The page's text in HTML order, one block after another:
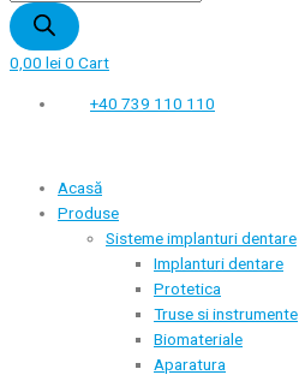
search
0,00 lei0 Cart
+40 739 110 110
Acasă
Produse
Sisteme implanturi dentare
Implanturi dentare
Protetica
Truse si instrumente
Biomateriale
Aparatura